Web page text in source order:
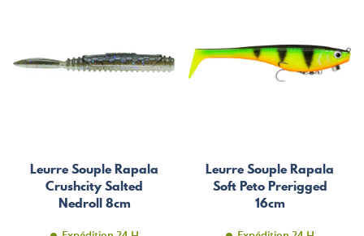
Leurre Souple Rapala
Crushcity Salted
Nedroll 8cm
Leurre Souple Rapala
Soft Peto Prerigged
16cm